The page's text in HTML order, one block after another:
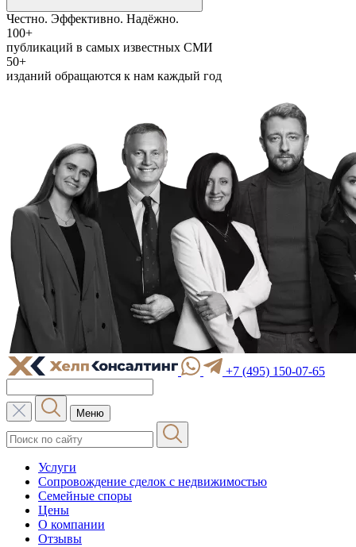
Честно. Эффективно. Надёжно.
100+
публикаций в самых известных СМИ
50+
изданий обращаются к нам каждый год
+7 (495) 150-07-65
Меню
Услуги
Сопровождение сделок с недвижимостью
Семейные споры
Цены
О компании
Отзывы